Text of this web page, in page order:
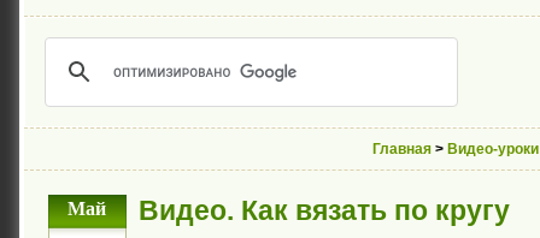
Главная > Видео-
Май Видео. Как вязать по кругу